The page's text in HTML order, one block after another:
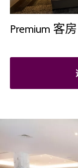
Premium 客房